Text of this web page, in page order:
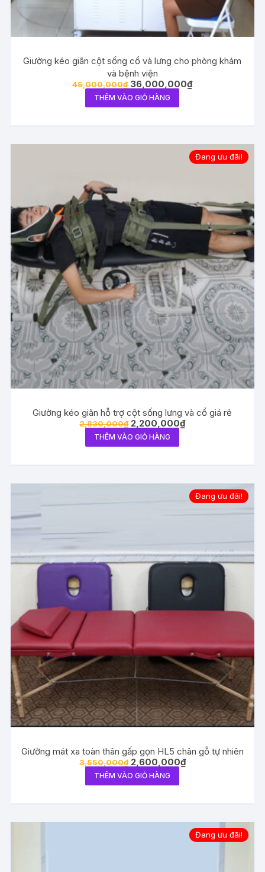
Giường kéo giãn cột sống cổ và lưng cho phòng khám
và bệnh viện
45,000,000₫ Giá
gốc
là:
45,000,000₫.
36,000,000₫Giá
hiện
THÊM VÀO GIỎ HÀNG
Đang ưu đãi!
Giường kéo giãn hỗ trợ cột sống lưng và cổ giá rẻ
2,830,000₫ Giá
gốc
là:
2,830,000₫.
2,200,000₫Giá
hiện
THÊM VÀO GIỎ HÀNG
Đang ưu đãi!
Giường mát xa toàn thân gấp gọn HL5 chân gỗ tự nhiên
3,550,000₫ Giá
gốc
là:
3,550,000₫.
2,600,000₫Giá
hiện
THÊM VÀO GIỎ HÀNG
Đang ưu đãi!